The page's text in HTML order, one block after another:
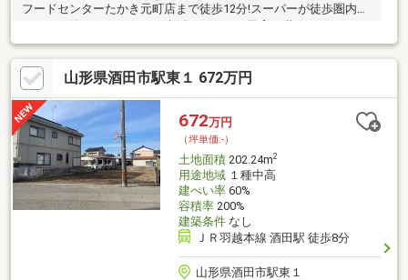
フードセンターたかき元町店まで徒歩12分!スーパーが徒歩圏内に
あるのは嬉しいですよね！生活しやすく、子育て世代にもおすす
めです！＊建築条件付き
山形県酒田市駅東１ 672万円
672万円
（坪単価:-）
土地面積202.24m2
用途地域１種中高
建ぺい率60%
容積率200%
建築条件なし
ＪＲ羽越本線 酒田駅 徒歩8分
山形県酒田市駅東１